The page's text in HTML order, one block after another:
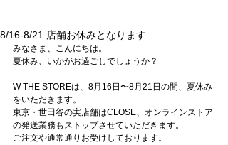
8/16-8/21 店舗お休みとなります
みなさま、こんにちは。
夏休み、いかがお過ごしでしょうか？
W THE STOREは、8月16日〜8月21日の間、夏休み
をいただきます。
東京・世田谷の実店舗はCLOSE、オンラインストア
の発送業務もストップさせていただきます。
ご注文や通常通りお受けしております。